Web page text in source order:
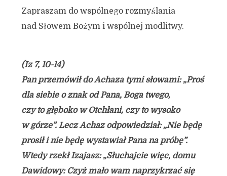
Zapraszam do wspólnego rozmyślania
nad Słowem Bożym i wspólnej modlitwy.
(Iz 7, 10-14)
Pan przemówił do Achaza tymi słowami: „Proś
dla siebie o znak od Pana, Boga twego,
czy to głęboko w Otchłani, czy to wysoko
w górze”. Lecz Achaz odpowiedział: „Nie będę
prosił i nie będę wystawiał Pana na próbę”.
Wtedy rzekł Izajasz: „Słuchajcie więc, domu
Dawidowy: Czyż mało wam naprzykrzać się